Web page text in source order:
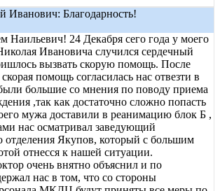
Иванович: Благодарность!
Наильевич! 24 Декабря сего года у моего
Ивановича случился сердечный
вызвать скорую помощь. После
помощь согласилась нас отвезти в
большие со мнения по поводу приема
,так как достаточно сложно попасть
мужа доставили в реанимацию блок Б ,
нас осматривал заведующий
отделения Якупов, который с большим
отнесся к нашей ситуации.
очень внятно объяснил и по
нас в том, что со стороны